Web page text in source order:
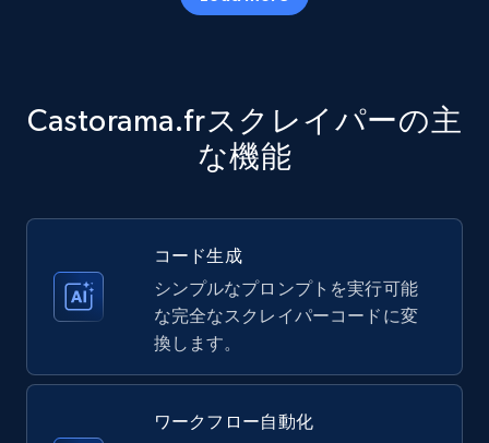
price, Currency, Availability, Reviews count, and
Amazon products - Collects products by
specific keywords
Title, Seller name, Brand, Description, Initial
Castorama.frスクレイパーの主
な機能
コード生成
シンプルなプロンプトを実行可能
な完全なスクレイパーコードに変
換します。
ワークフロー自動化